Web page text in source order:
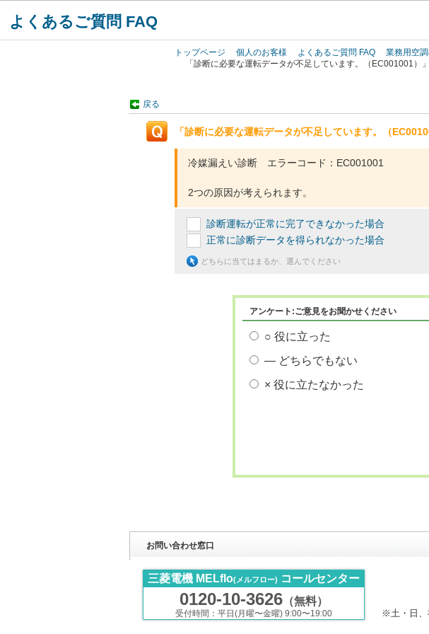
よくあるご質問 FAQ
トップページ 個人のお客様 よくあるご質問 FAQ 業務用空
「診断に必要な運転データが不足しています。（EC001001）
戻る
「診断に必要な運転データが不足しています。（
冷媒漏えい診断 エラーコード：EC001001
2つの原因が考えられます。
診断運転が正常に完了できなかった場合
正常に診断データを得られなかった場合
どちらに当てはまるか、選んでください
アンケート:ご意見をお聞かせください
○ 役に立った
― どちらでもない
× 役に立たなかった
お問い合わせ窓口
三菱電機 MELflo(メルフロー) コールセンター
0120-10-3626 （無料）
受付時間：平日(月曜〜金曜) 9:00〜19:00 ※土・日、